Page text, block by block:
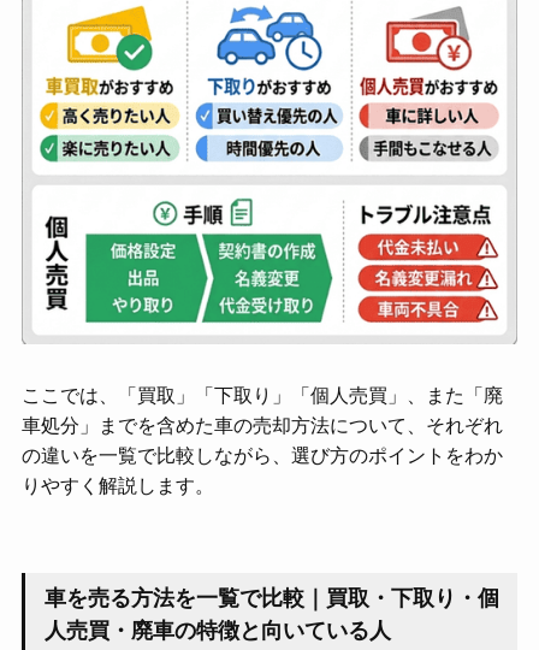
ここでは、「買取」「下取り」「個人売買」、また「廃
車処分」までを含めた車の売却方法について、それぞれ
の違いを一覧で比較しながら、選び方のポイントをわか
りやすく解説します。
車を売る方法を一覧で比較｜買取・下取り・個
人売買・廃車の特徴と向いている人